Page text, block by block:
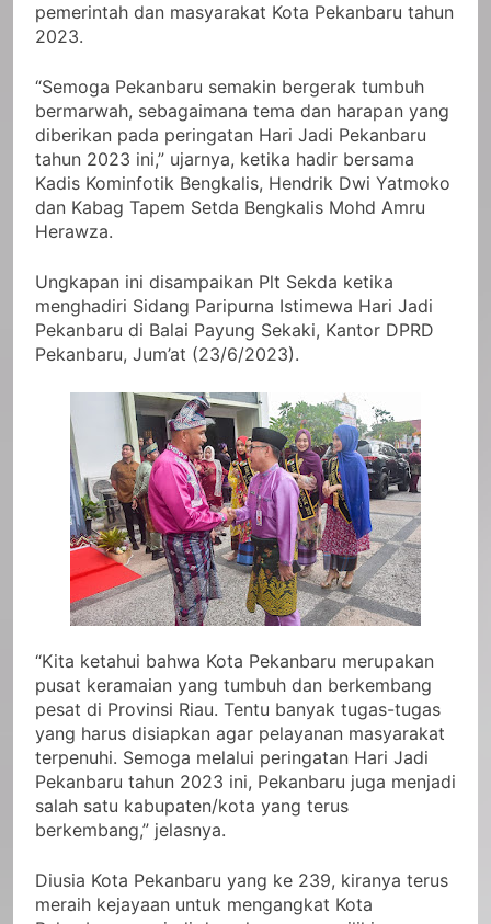
pemerintah dan masyarakat Kota Pekanbaru tahun
2023.
“Semoga Pekanbaru semakin bergerak tumbuh
bermarwah, sebagaimana tema dan harapan yang
diberikan pada peringatan Hari Jadi Pekanbaru
tahun 2023 ini,” ujarnya, ketika hadir bersama
Kadis Kominfotik Bengkalis, Hendrik Dwi Yatmoko
dan Kabag Tapem Setda Bengkalis Mohd Amru
Herawza.
Ungkapan ini disampaikan Plt Sekda ketika
menghadiri Sidang Paripurna Istimewa Hari Jadi
Pekanbaru di Balai Payung Sekaki, Kantor DPRD
Pekanbaru, Jum’at (23/6/2023).
“Kita ketahui bahwa Kota Pekanbaru merupakan
pusat keramaian yang tumbuh dan berkembang
pesat di Provinsi Riau. Tentu banyak tugas-tugas
yang harus disiapkan agar pelayanan masyarakat
terpenuhi. Semoga melalui peringatan Hari Jadi
Pekanbaru tahun 2023 ini, Pekanbaru juga menjadi
salah satu kabupaten/kota yang terus
berkembang,” jelasnya.
Diusia Kota Pekanbaru yang ke 239, kiranya terus
meraih kejayaan untuk mengangkat Kota